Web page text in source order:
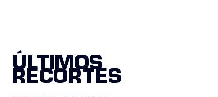
ÚLTIMOS
RECORTES